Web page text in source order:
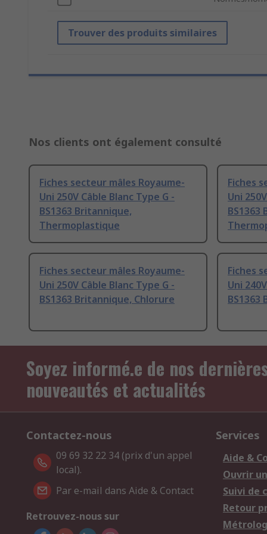
Trouver des produits similaires
Nos clients ont également consulté
Fiches secteur mâles Royaume-
Uni 250V Câble Blanc Type G -
BS1363 Britannique,
Thermoplastique
Fiches
Uni
BS1363
Fiches secteur mâles Royaume-
Uni 250V Câble Blanc Type G -
BS1363 Britannique, Chlorure
Fiches
Uni
BS1363
Soyez informé.e de nos
nouveautés et actualités
Contactez-nous
09 69 32 22 34 (prix d'un appel
local).
Par e-mail dans Aide & Contact
Retrouvez-nous sur
Services
Aide &
Ouvrir
Suivi de
Retour